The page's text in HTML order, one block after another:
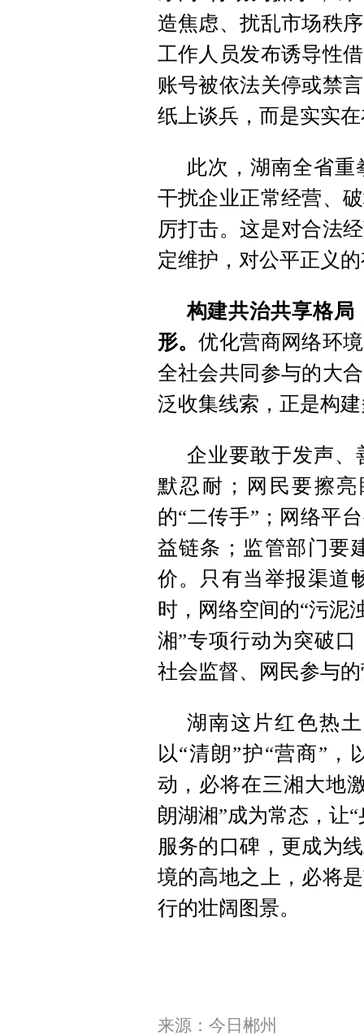
造焦虑、扰乱市场秩
工作人员发布诱导性
账号被依法关停或禁
纸上谈兵，而是实实
此次，湖南全省
干扰企业正常经营、
厉打击。这是对合法
定维护，对公平正义
构建共治共享格局
形。优化营商网络环
全社会共同参与的大
泛收集线索，正是构
企业要敢于发声、
默忍耐；网民要擦
的“二传手”；网络平
益链条；监管部门要
价。只有当举报渠道
时，网络空间的“污泥
湘”专项行动为突破
社会监督、网民参与
湖南这片红色热
以“清朗”护“营商”，
动，必将在三湘大地
朗湖湘”成为常态，让
服务的口碑，更成为
境的高地之上，必将
行的壮阔图景。
来源：今日郴州